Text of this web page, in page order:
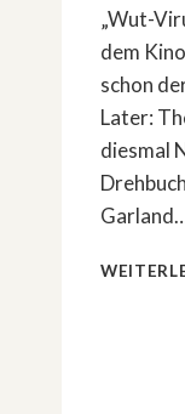
„Wut-
dem
schon
Later:
diesmal